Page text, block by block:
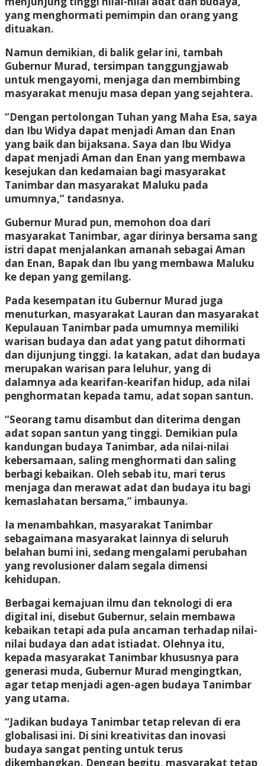
yang menghormati pemimpin dan orang yang
dituakan.
Namun demikian, di balik gelar ini, tambah
Gubernur Murad, tersimpan tanggungjawab
untuk mengayomi, menjaga dan membimbing
masyarakat menuju masa depan yang sejahtera.
“Dengan pertolongan Tuhan yang Maha Esa, saya
dan Ibu Widya dapat menjadi Aman dan Enan
yang baik dan bijaksana. Saya dan Ibu Widya
dapat menjadi Aman dan Enan yang membawa
kesejukan dan kedamaian bagi masyarakat
Tanimbar dan masyarakat Maluku pada
umumnya,” tandasnya.
Gubernur Murad pun, memohon doa dari
masyarakat Tanimbar, agar dirinya bersama sang
istri dapat menjalankan amanah sebagai Aman
dan Enan, Bapak dan Ibu yang membawa Maluku
ke depan yang gemilang.
Pada kesempatan itu Gubernur Murad juga
menuturkan, masyarakat Lauran dan masyarakat
Kepulauan Tanimbar pada umumnya memiliki
warisan budaya dan adat yang patut dihormati
dan dijunjung tinggi. Ia katakan, adat dan budaya
merupakan warisan para leluhur, yang di
dalamnya ada kearifan-kearifan hidup, ada nilai
penghormatan kepada tamu, adat sopan santun.
“Seorang tamu disambut dan diterima dengan
adat sopan santun yang tinggi. Demikian pula
kandungan budaya Tanimbar, ada nilai-nilai
kebersamaan, saling menghormati dan saling
berbagi kebaikan. Oleh sebab itu, mari terus
menjaga dan merawat adat dan budaya itu bagi
kemaslahatan bersama,” imbaunya.
Ia menambahkan, masyarakat Tanimbar
sebagaimana masyarakat lainnya di seluruh
belahan bumi ini, sedang mengalami perubahan
yang revolusioner dalam segala dimensi
kehidupan.
Berbagai kemajuan ilmu dan teknologi di era
digital ini, disebut Gubernur, selain membawa
kebaikan tetapi ada pula ancaman terhadap nilai-
nilai budaya dan adat istiadat. Olehnya itu,
kepada masyarakat Tanimbar khususnya para
generasi muda, Gubernur Murad mengingtkan,
agar tetap menjadi agen-agen budaya Tanimbar
yang utama.
“Jadikan budaya Tanimbar tetap relevan di era
globalisasi ini. Di sini kreativitas dan inovasi
budaya sangat penting untuk terus
dikembangkan. Dengan begitu, masyarakat tetap